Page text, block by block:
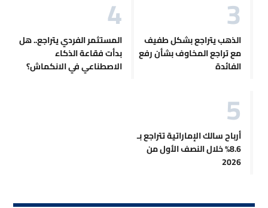
الذهب يتراجع بشكل طفيف
مع تراجع المخاوف بشأن رفع
الفائدة
المستثمر الفردي يتراجع.. هل
بدأت فقاعة الذكاء
الاصطناعي في الانكماش؟
أرباح سالك الإماراتية تتراجع بـ
8.6% خلال النصف الأول من
2026